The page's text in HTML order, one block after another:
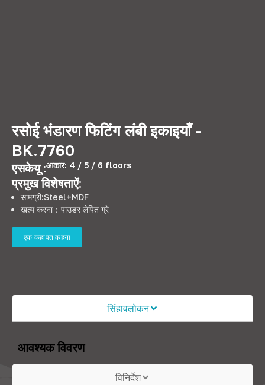
रसोई भंडारण फिटिंग लंबी इकाइयाँ -
BK.7760
एसकेयू :आकार: 4 / 5 / 6 floors
प्रमुख विशेषताऐं:
सामग्री:Steel+MDF
खत्म करना：पाउडर लेपित ग्रे
एक कहावत कहना
सिंहावलोकन
विनिर्देश
आवश्यक विवरण